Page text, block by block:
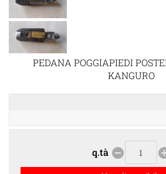
PEDANA POGGIAPIEDI
KANGURO
q.tà remove_circle